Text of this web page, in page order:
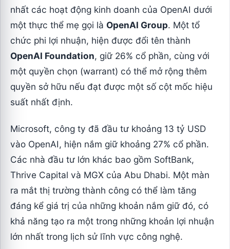
nhất các hoạt động kinh doanh của OpenAI dưới
một thực thể mẹ gọi là OpenAI Group. Một tổ
chức phi lợi nhuận, hiện được đổi tên thành
OpenAI Foundation, giữ 26% cổ phần, cùng với
một quyền chọn (warrant) có thể mở rộng thêm
quyền sở hữu nếu đạt được một số cột mốc hiệu
suất nhất định.
Microsoft, công ty đã đầu tư khoảng 13 tỷ USD
vào OpenAI, hiện nắm giữ khoảng 27% cổ phần.
Các nhà đầu tư lớn khác bao gồm SoftBank,
Thrive Capital và MGX của Abu Dhabi. Một màn
ra mắt thị trường thành công có thể làm tăng
đáng kể giá trị của những khoản nắm giữ đó, có
khả năng tạo ra một trong những khoản lợi nhuận
lớn nhất trong lịch sử lĩnh vực công nghệ.